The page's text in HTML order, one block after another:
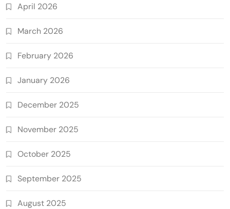
April 2026
March 2026
February 2026
January 2026
December 2025
November 2025
October 2025
September 2025
August 2025